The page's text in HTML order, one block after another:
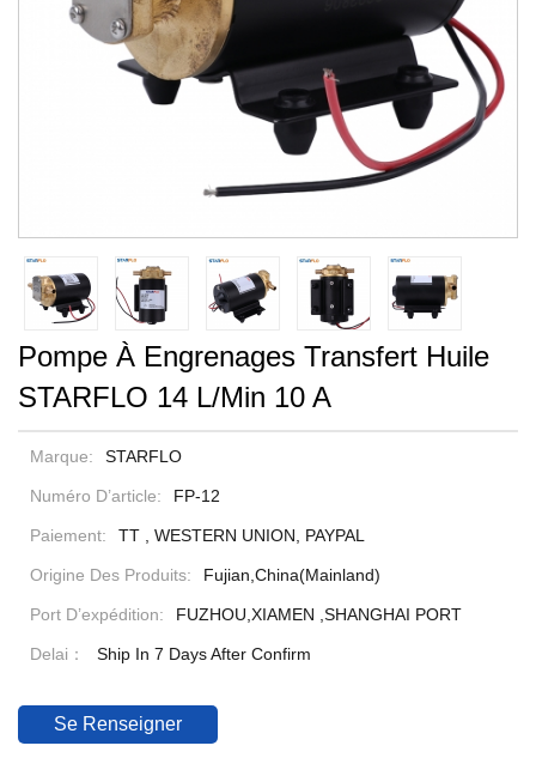
Pompe À Engrenages Transfert Huile
STARFLO 14 L/min 10 A
Marque: STARFLO
Numéro D’article: FP-12
Paiement: TT , WESTERN UNION, PAYPAL
Origine Des Produits: Fujian,China(Mainland)
Port D’expédition: FUZHOU,XIAMEN ,SHANGHAI PORT
Delai： Ship In 7 Days After Confirm
Se Renseigner